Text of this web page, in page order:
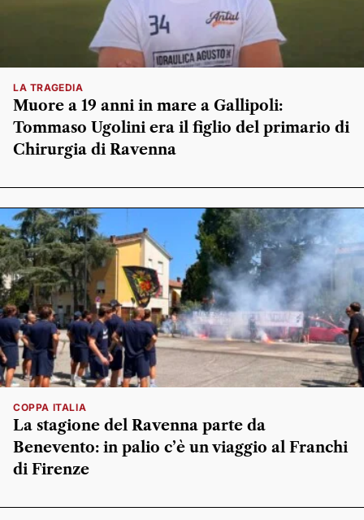
LA TRAGEDIA
Muore a 19 anni in mare a Gallipoli:
Tommaso Ugolini era il figlio del primario di
Chirurgia di Ravenna
COPPA ITALIA
La stagione del Ravenna parte da
Benevento: in palio c’è un viaggio al Franchi
di Firenze